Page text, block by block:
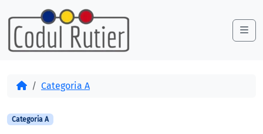
Skip to content
Skip to footer
AcasăCategoria A
Categoria A